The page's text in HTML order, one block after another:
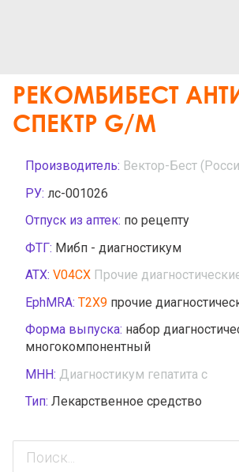
РЕКОМБИБЕСТ
СПЕКТР G/M
Производитель: Вектор-Бест
РУ: лс-001026
Отпуск из аптек: по рецепту
ФТГ: Мибп - диагностикум
АТХ: V04CX Прочие
EphMRA: T2X9 прочие
Форма выпуска: набор
многокомпонентный
МНН: Диагностикум гепатита с
Тип: Лекарственное средство